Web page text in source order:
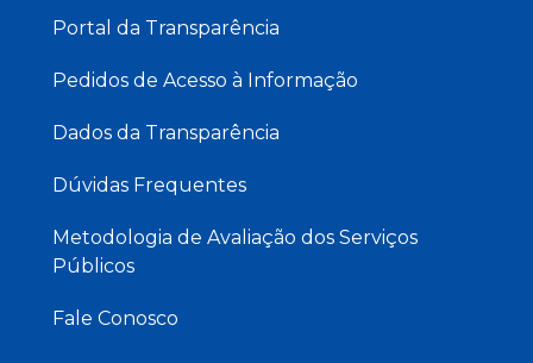
Portal da Transparência
Pedidos de Acesso à Informação
Dados da Transparência
Dúvidas Frequentes
Metodologia de Avaliação dos Serviços
Públicos
Fale Conosco